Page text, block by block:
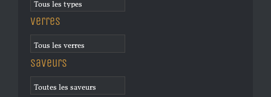
Verres
Saveurs